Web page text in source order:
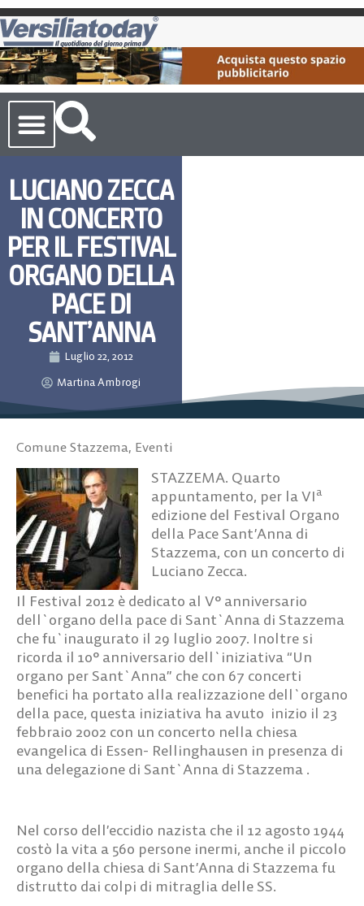
LUCIANO ZECCA
IN CONCERTO
PER IL FESTIVAL
ORGANO DELLA
PACE DI
SANT’ANNA
Luglio 22, 2012
Martina Ambrogi
Comune Stazzema, Eventi
STAZZEMA. Quarto
appuntamento, per la VIa
edizione del Festival Organo
della Pace Sant’Anna di
Stazzema, con un concerto di
Luciano Zecca.
Il Festival 2012 è dedicato al V° anniversario
dell`organo della pace di Sant`Anna di Stazzema
che fu`inaugurato il 29 luglio 2007. Inoltre si
ricorda il 10° anniversario dell`iniziativa “Un
organo per Sant`Anna” che con 67 concerti
benefici ha portato alla realizzazione dell`organo
della pace, questa iniziativa ha avuto inizio il 23
febbraio 2002 con un concerto nella chiesa
evangelica di Essen- Rellinghausen in presenza di
una delegazione di Sant`Anna di Stazzema .
Nel corso dell’eccidio nazista che il 12 agosto 1944
costò la vita a 560 persone inermi, anche il piccolo
organo della chiesa di Sant’Anna di Stazzema fu
distrutto dai colpi di mitraglia delle SS.